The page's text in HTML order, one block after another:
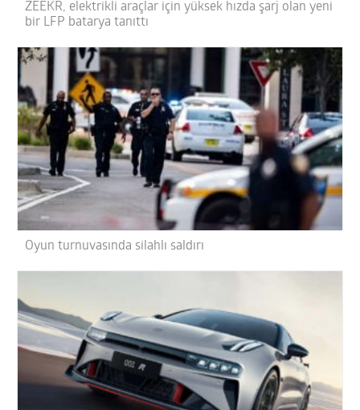
ZEEKR, elektrikli araçlar için yüksek hızda şarj olan yeni
bir LFP batarya tanıttı
Oyun turnuvasında silahlı saldırı